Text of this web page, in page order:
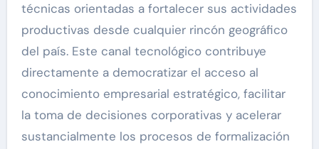
técnicas orientadas a fortalecer sus actividades
productivas desde cualquier rincón geográfico
del país. Este canal tecnológico contribuye
directamente a democratizar el acceso al
conocimiento empresarial estratégico, facilitar
la toma de decisiones corporativas y acelerar
sustancialmente los procesos de formalización